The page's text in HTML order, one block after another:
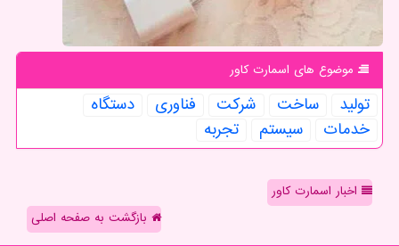
موضوع های اسمارت كاور
تولید ساخت شركت فناوری
دستگاه
خدمات
سیستم تجربه
اخبار اسمارت کاور
بازگشت به صفحه اصلی